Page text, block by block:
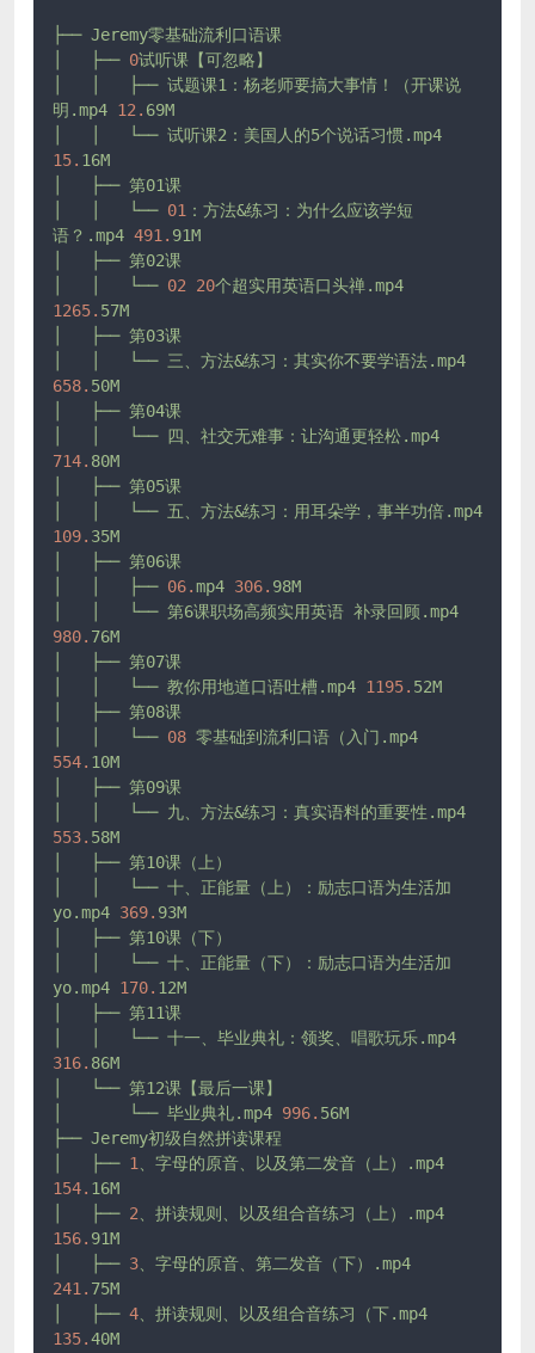
├── Jeremy零基础流利口语课
├── 0试听课【可忽略】
├── 试题课1：杨老师要搞大事情！（开课说
明.mp4 12. 69M
└── 试听课2：美国人的5个说话习惯.mp4
15. 16M
├── 第01课
└── 01 ：方法&练习：为什么应该学短
语？.mp4 491. 91M
├── 第02课
└── 02 20个超实用英语口头禅.mp4
1265. 57M
├── 第03课
└── 三、方法&练习：其实你不要学语法.mp4
658. 50M
├── 第04课
└──
四、社交无难事：让沟通更轻松.mp4
714. 80M
├── 第05课
└── 五、方法&练习：用耳朵学，事半功倍.mp4
109. 35M
├── 第06课
├── 06.mp4 306. 98M
└── 第6课职场高频实用英语 补录回顾.mp4
980. 76M
├── 第07课
└── 教你用地道口语吐槽.mp4 1195. 52M
├── 第08课
└── 08 零基础到流利口语（入门.mp4
554. 10M
├── 第09课
└── 九、方法&练习：真实语料的重要性.mp4
553. 58M
├── 第10课（上）
└── 十、正能量（上）：励志口语为生活加
yo.mp4 369. 93M
├── 第10课（下）
└── 十、正能量（下）：励志口语为生活加
yo.mp4 170. 12M
├── 第11课
└── 十一、毕业典礼：领奖、唱歌玩乐.mp4
316. 86M
└── 第12课【最后一课】
└── 毕业典礼.mp4 996. 56M
├── Jeremy初级自然拼读课程
├── 1、字母的原音、以及第二发音（上）.mp4
154. 16M
├── 2、拼读规则、以及组合音练习（上）.mp4
156. 91M
├── 3、字母的原音、第二发音（下）.mp4
241. 75M
├── 4、拼读规则、以及组合音练习（下.mp4
135.40M